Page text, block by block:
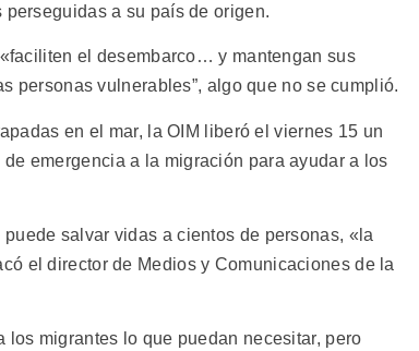
a su país de origen.
el desembarco… y mantengan sus
personas vulnerables”, algo que no se cumplió.
en el mar, la OIM liberó el viernes 15 un
emergencia a la migración para ayudar a los
salvar vidas a cientos de personas, «la
el director de Medios y Comunicaciones de la
migrantes lo que puedan necesitar, pero